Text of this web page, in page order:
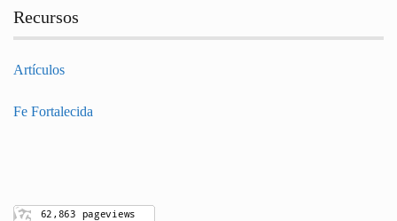
Recursos
Artículos
Fe Fortalecida